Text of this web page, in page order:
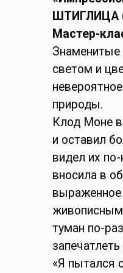
ШТИГЛИЦА
Мастер-
Знаменитые
светом и
природы.
Клод Моне
и оставил
видел их
вносила в
выраженное
туман по-
«Я пытался